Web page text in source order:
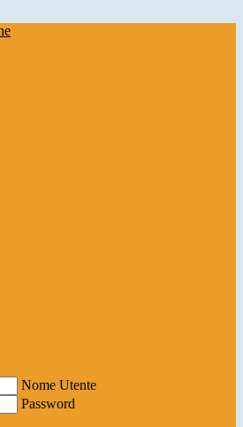
Nome Utente
Password